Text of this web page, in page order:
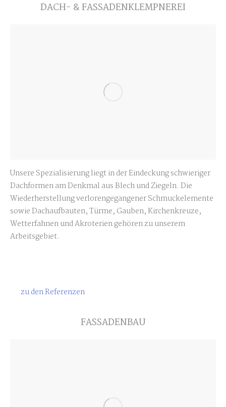
DACH- & FASSADENKLEMPNEREI
Unsere Spezialisierung liegt in der Eindeckung schwieriger
Dachformen am Denkmal aus Blech und Ziegeln. Die
Wiederherstellung verlorengegangener Schmuckelemente
sowie Dachaufbauten, Türme, Gauben, Kirchenkreuze,
Wetterfahnen und Akroterien gehören zu unserem
Arbeitsgebiet.
zu den Referenzen
FASSADENBAU